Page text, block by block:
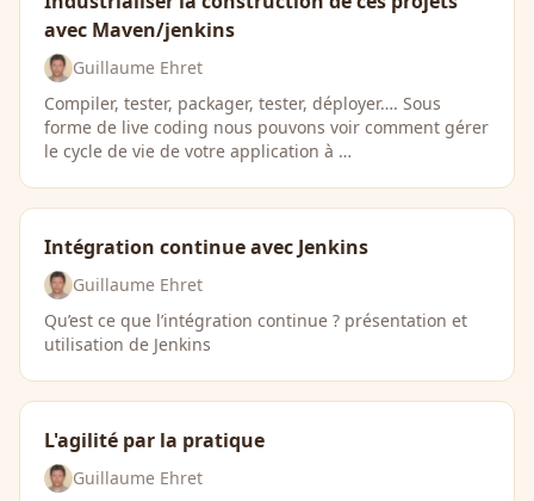
avec Maven/jenkins
Guillaume Ehret
Compiler, tester, packager, tester, déployer…. Sous
forme de live coding nous pouvons voir comment gérer
le cycle de vie de votre application à …
Intégration continue avec Jenkins
Guillaume Ehret
Qu’est ce que l’intégration continue ? présentation et
utilisation de Jenkins
L'agilité par la pratique
Guillaume Ehret